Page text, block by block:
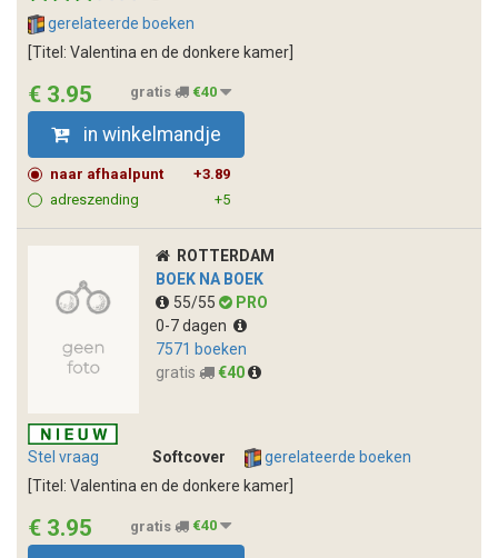
gerelateerde boeken
[Titel: Valentina en de donkere kamer]
€ 3.95 gratis €40
in winkelmandje
naar afhaalpunt
+3.89
adreszending
+5
ROTTERDAM
BOEK NA BOEK
55/55
PRO
0-7 dagen
7571 boeken
gratis
€40
Stel vraag Softcover
gerelateerde boeken
[Titel: Valentina en de donkere kamer]
€ 3.95 gratis €40